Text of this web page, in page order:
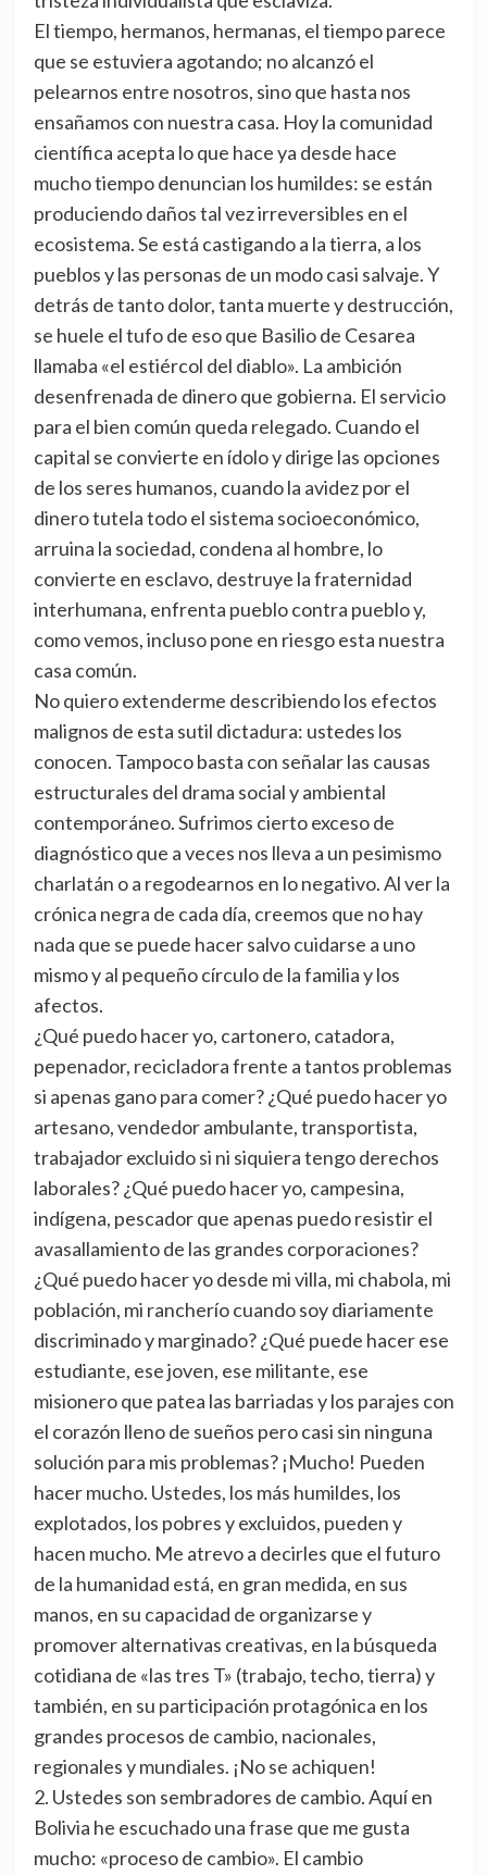
El tiempo, hermanos, hermanas, el tiempo parece
que se estuviera agotando; no alcanzó el
pelearnos entre nosotros, sino que hasta nos
ensañamos con nuestra casa. Hoy la comunidad
científica acepta lo que hace ya desde hace
mucho tiempo denuncian los humildes: se están
produciendo daños tal vez irreversibles en el
ecosistema. Se está castigando a la tierra, a los
pueblos y las personas de un modo casi salvaje. Y
detrás de tanto dolor, tanta muerte y destrucción,
se huele el tufo de eso que Basilio de Cesarea
llamaba «el estiércol del diablo». La ambición
desenfrenada de dinero que gobierna. El servicio
para el bien común queda relegado. Cuando el
capital se convierte en ídolo y dirige las opciones
de los seres humanos, cuando la avidez por el
dinero tutela todo el sistema socioeconómico,
arruina la sociedad, condena al hombre, lo
convierte en esclavo, destruye la fraternidad
interhumana, enfrenta pueblo contra pueblo y,
como vemos, incluso pone en riesgo esta nuestra
casa común.
No quiero extenderme describiendo los efectos
malignos de esta sutil dictadura: ustedes los
conocen. Tampoco basta con señalar las causas
estructurales del drama social y ambiental
contemporáneo. Sufrimos cierto exceso de
diagnóstico que a veces nos lleva a un pesimismo
charlatán o a regodearnos en lo negativo. Al ver la
crónica negra de cada día, creemos que no hay
nada que se puede hacer salvo cuidarse a uno
mismo y al pequeño círculo de la familia y los
afectos.
¿Qué puedo hacer yo, cartonero, catadora,
pepenador, recicladora frente a tantos problemas
si apenas gano para comer? ¿Qué puedo hacer yo
artesano, vendedor ambulante, transportista,
trabajador excluido si ni siquiera tengo derechos
laborales? ¿Qué puedo hacer yo, campesina,
indígena, pescador que apenas puedo resistir el
avasallamiento de las grandes corporaciones?
¿Qué puedo hacer yo desde mi villa, mi chabola, mi
población, mi rancherío cuando soy diariamente
discriminado y marginado? ¿Qué puede hacer ese
estudiante, ese joven, ese militante, ese
misionero que patea las barriadas y los parajes con
el corazón lleno de sueños pero casi sin ninguna
solución para mis problemas? ¡Mucho! Pueden
hacer mucho. Ustedes, los más humildes, los
explotados, los pobres y excluidos, pueden y
hacen mucho. Me atrevo a decirles que el futuro
de la humanidad está, en gran medida, en sus
manos, en su capacidad de organizarse y
promover alternativas creativas, en la búsqueda
cotidiana de «las tres T» (trabajo, techo, tierra) y
también, en su participación protagónica en los
grandes procesos de cambio, nacionales,
regionales y mundiales. ¡No se achiquen!
2. Ustedes son sembradores de cambio. Aquí en
Bolivia he escuchado una frase que me gusta
mucho: «proceso de cambio». El cambio